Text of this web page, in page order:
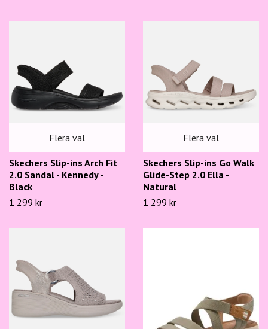
Flera val
Skechers Slip-ins Arch Fit
2.0 Sandal - Kennedy -
Black
1 299 kr
Flera val
Skechers Slip-ins Go Walk
Glide-Step 2.0 Ella -
Natural
1 299 kr